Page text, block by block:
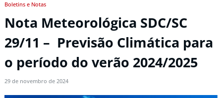
Boletins e Notas
Nota Meteorológica SDC/SC
29/11 – Previsão Climática para
o período do verão 2024/2025
29 de novembro de 2024